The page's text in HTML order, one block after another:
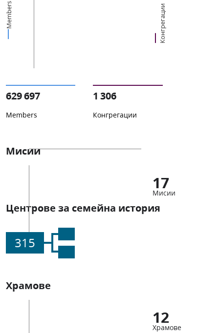
Members Конгрегации
629 697
Members
1 306
Конгрегации
Мисии
17
Мисии
Центрове за семейна история
315
Храмове
12
Храмове